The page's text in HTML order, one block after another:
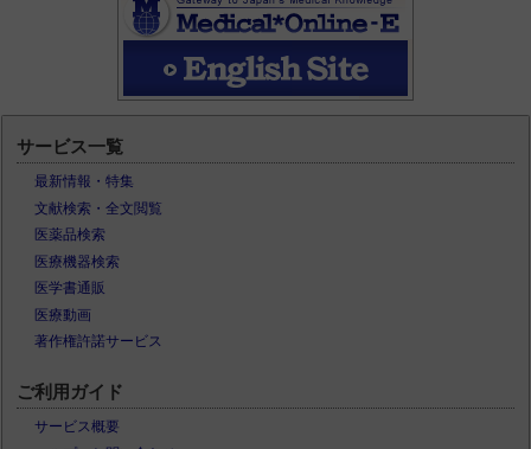
サービス一覧
最新情報・特集
文献検索・全文閲覧
医薬品検索
医療機器検索
医学書通販
医療動画
著作権許諾サービス
ご利用ガイド
サービス概要